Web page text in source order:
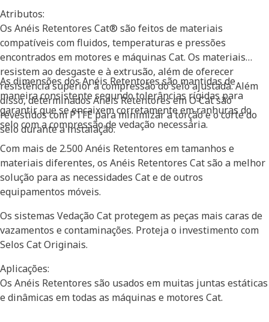
Atributos:
Os Anéis Retentores Cat® são feitos de materiais
compatíveis com fluidos, temperaturas e pressões
encontrados em motores e máquinas Cat. Os materiais
resistem ao desgaste e à extrusão, além de oferecer
resistência superior à compressão do selo ajustada. Além
disso, determinados Anéis Retentores em O Cat são
revestidos com PTFE para minimizar a torção e o corte do
selo durante a instalação.
As dimensões dos Anéis Retentores são mantidas de
maneira consistente segundo tolerâncias rígidas para
garantir que se encaixem corretamente em ranhuras do
selo com a compressão de vedação necessária.
Com mais de 2.500 Anéis Retentores em tamanhos e
materiais diferentes, os Anéis Retentores Cat são a melhor
solução para as necessidades Cat e de outros
equipamentos móveis.
Os sistemas Vedação Cat protegem as peças mais caras de
vazamentos e contaminações. Proteja o investimento com
Selos Cat Originais.
Aplicações:
Os Anéis Retentores são usados em muitas juntas estáticas
e dinâmicas em todas as máquinas e motores Cat.